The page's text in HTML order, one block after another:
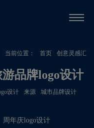
当前位置： 首页
创意灵感汇
品牌logo设计
设计 来源 城市品牌设计
周年庆logo设计